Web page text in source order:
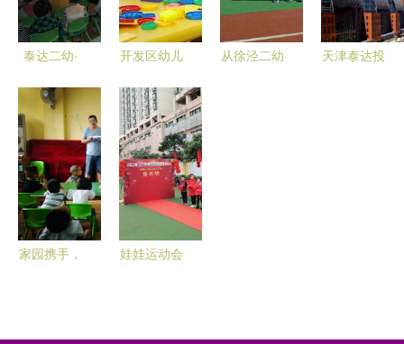
经验交流培
训
泰达二幼·
日开放课活
动记录
（2012年
下半年）
开发区幼儿
啦！泰达二
幼在线报名
入口在这里
从徐泾二幼
天津泰达投
家园携手，
娃娃运动会